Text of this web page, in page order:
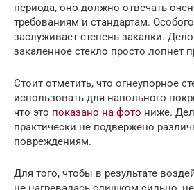
периода, оно должно отвечать
требованиям и стандартам.
заслуживает степень закалки.
закаленное стекло просто лопнет
Стоит отметить, что огнеупорное
использовать для напольного
что это показано на фото ниже.
практически не подвержено
повреждениям.
Для того, чтобы в результате